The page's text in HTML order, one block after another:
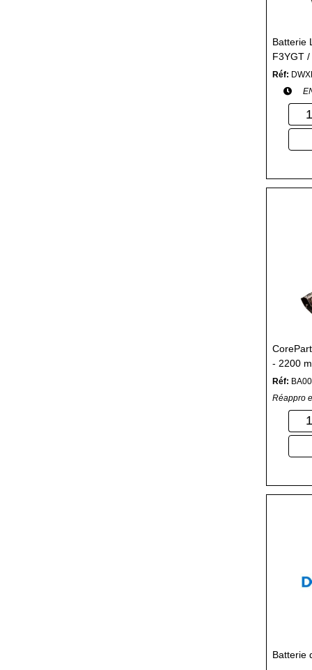
Batterie
F3YGT
MYJ96 /
Réf:
- 2200
Réf:
Réappro
Batterie